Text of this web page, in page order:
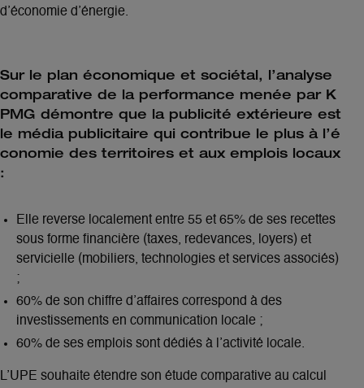
d’économie d’énergie.
Sur le plan économique et sociétal, l’analyse
comparative de la performance menée par K
PMG démontre que la publicité extérieure est
le média publicitaire qui contribue le plus à l’é
conomie des territoires et aux emplois locaux
:
Elle reverse localement entre 55 et 65% de ses recettes
sous forme financière (taxes, redevances, loyers) et
servicielle (mobiliers, technologies et services associés)
;
60% de son chiffre d’affaires correspond à des
investissements en communication locale ;
60% de ses emplois sont dédiés à l’activité locale.
L’UPE souhaite étendre son étude comparative au calcul